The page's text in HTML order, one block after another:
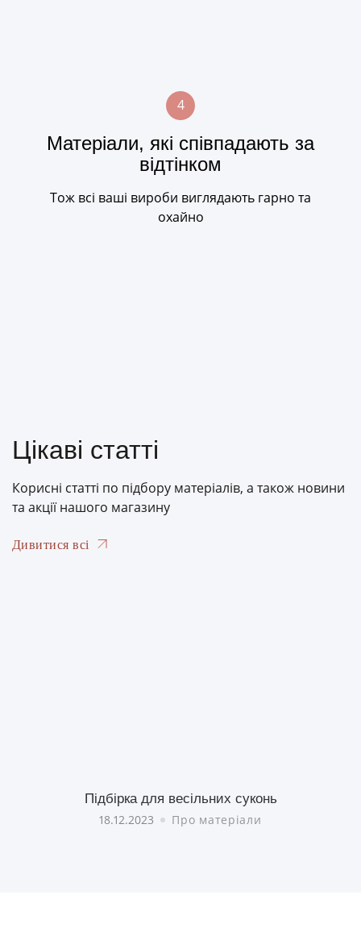
4
Матеріали, які співпадають за
відтінком
Тож всі ваші вироби виглядають гарно та
охайно
Цікаві статті
Корисні статті по підбору матеріалів, а також новини
та акції нашого магазину
Дивитися всі
Про матеріали
Підбірка для весільних суконь
18.12.2023